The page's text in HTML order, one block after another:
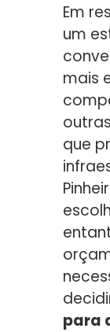
Em
um
mais
que
para